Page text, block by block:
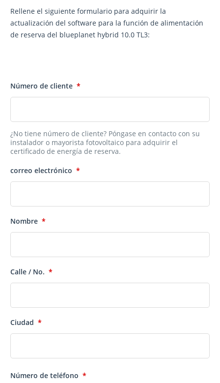
Rellene el siguiente formulario para adquirir la
actualización del software para la función de alimentación
de reserva del blueplanet hybrid 10.0 TL3:
Número de cliente *
¿No tiene número de cliente? Póngase en contacto con su
instalador o mayorista fotovoltaico para adquirir el
certificado de energía de reserva.
correo electrónico *
Nombre *
Calle / No. *
Ciudad *
Número de teléfono *